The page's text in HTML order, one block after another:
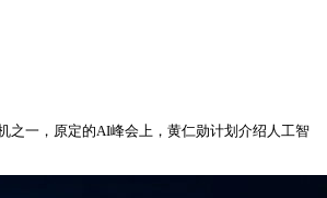
之一，原定的AI峰会上，黄仁勋计划介绍人工智